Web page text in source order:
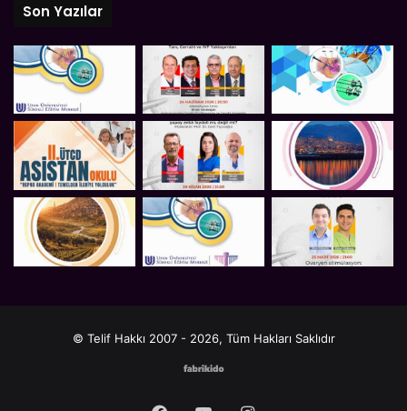
Son Yazılar
© Telif Hakkı 2007 - 2026, Tüm Hakları Saklıdır